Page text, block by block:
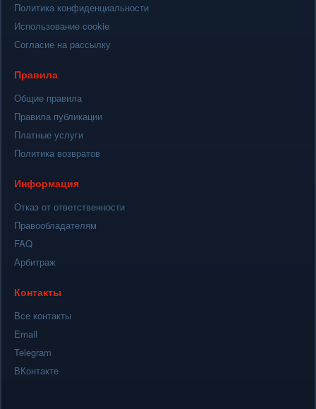
Политика конфиденциальности
Использование cookie
Согласие на рассылку
Правила
Общие правила
Правила публикации
Платные услуги
Политика возвратов
Информация
Отказ от ответственности
Правообладателям
FAQ
Арбитраж
Контакты
Все контакты
Email
Telegram
ВКонтакте